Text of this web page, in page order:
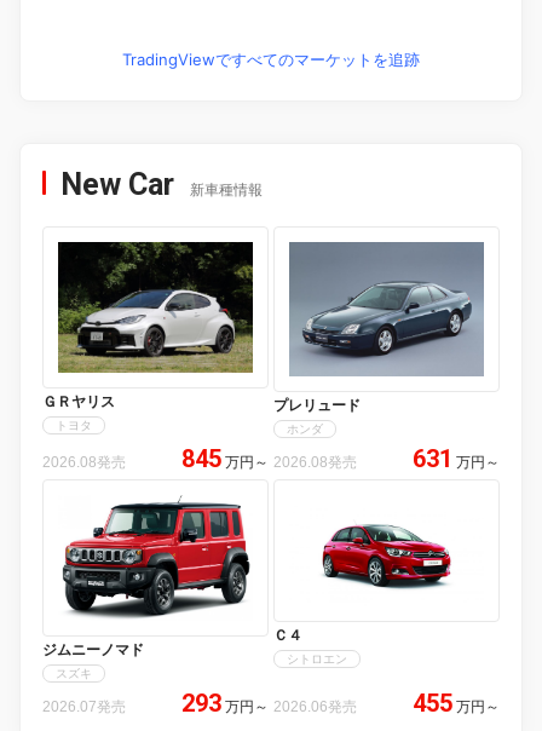
TradingViewですべてのマーケットを追跡
New Car 新車種情報
ＧＲヤリス
トヨタ
2026.08発売 845 万円 ～
プレリュード
ホンダ
2026.08発売 631 万円 ～
ジムニーノマド
スズキ
2026.07発売 293 万円 ～
Ｃ４
シトロエン
2026.06発売 455 万円 ～